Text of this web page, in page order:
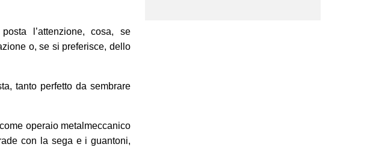
l’attenzione, cosa, se
o, se si preferisce, dello
tanto perfetto da sembrare
operaio metalmeccanico
con la sega e i guantoni,